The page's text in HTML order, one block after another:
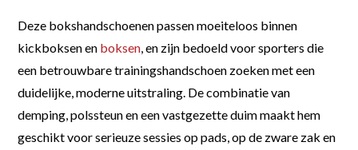
Deze bokshandschoenen passen moeiteloos binnen
kickboksen en boksen, en zijn bedoeld voor sporters die
een betrouwbare trainingshandschoen zoeken met een
duidelijke, moderne uitstraling. De combinatie van
demping, polssteun en een vastgezette duim maakt hem
geschikt voor serieuze sessies op pads, op de zware zak en